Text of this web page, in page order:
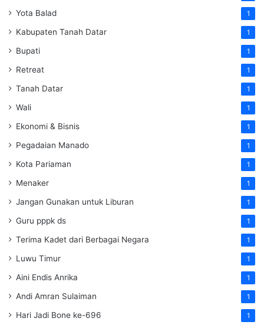
Yota Balad 1
Kabupaten Tanah Datar 1
Bupati 1
Retreat 1
Tanah Datar 1
Wali 1
Ekonomi & Bisnis 1
Pegadaian Manado 1
Kota Pariaman 1
Menaker 1
Jangan Gunakan untuk Liburan 1
Guru pppk ds 1
Terima Kadet dari Berbagai Negara 1
Luwu Timur 1
Aini Endis Anrika 1
Andi Amran Sulaiman 1
Hari Jadi Bone ke-696 1